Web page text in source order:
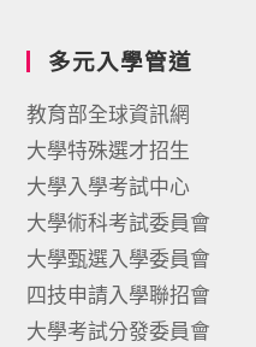
多元入學管道
教育部全球資訊網
大學特殊選才招生
大學入學考試中心
大學術科考試委員會
大學甄選入學委員會
四技申請入學聯招會
大學考試分發委員會